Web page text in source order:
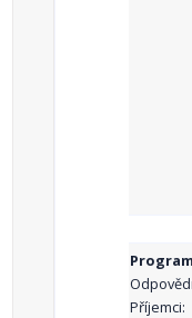
Příjemci: